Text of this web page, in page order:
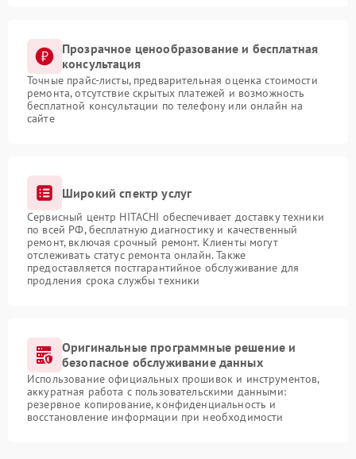
Прозрачное ценообразование и бесплатная
консультация
Точные прайс-листы, предварительная оценка стоимости
ремонта, отсутствие скрытых платежей и возможность
бесплатной консультации по телефону или онлайн на
сайте
Широкий спектр услуг
Сервисный центр HITACHI обеспечивает доставку техники
по всей РФ, бесплатную диагностику и качественный
ремонт, включая срочный ремонт. Клиенты могут
отслеживать статус ремонта онлайн. Также
предоставляется постгарантийное обслуживание для
продления срока службы техники
Оригинальные программные решение и
безопасное обслуживание данных
Использование официальных прошивок и инструментов,
аккуратная работа с пользовательскими данными:
резервное копирование, конфиденциальность и
восстановление информации при необходимости